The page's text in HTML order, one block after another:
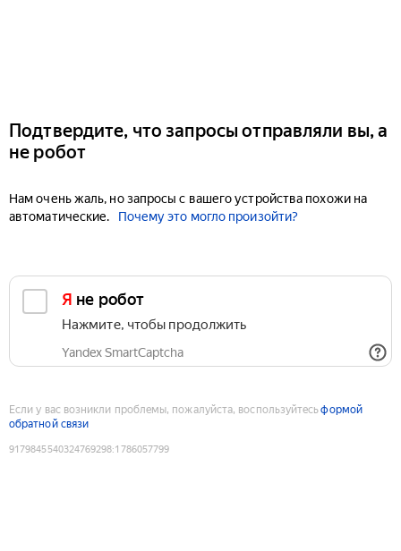
Подтвердите, что запросы отправляли вы, а
не робот
Нам очень жаль, но запросы с вашего устройства похожи на
автоматические.
Почему это могло произойти?
Я не робот
Нажмите, чтобы продолжить
Yandex SmartCaptcha
Если у вас возникли проблемы, пожалуйста, воспользуйтесьформой
обратной связи
9179845540324769298:1786057799